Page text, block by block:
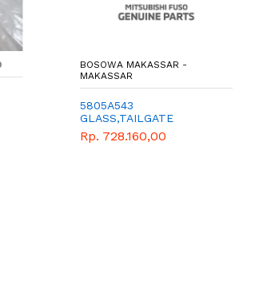
BOSOWA MAKASSAR -
MAKASSAR
5805A543
GLASS,TAILGATE
WINDOW
Rp. 728.160,00